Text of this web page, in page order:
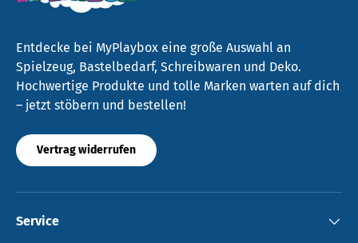
Entdecke bei MyPlaybox eine große Auswahl an
Spielzeug, Bastelbedarf, Schreibwaren und Deko.
Hochwertige Produkte und tolle Marken warten auf dich
– jetzt stöbern und bestellen!
Vertrag widerrufen
Service